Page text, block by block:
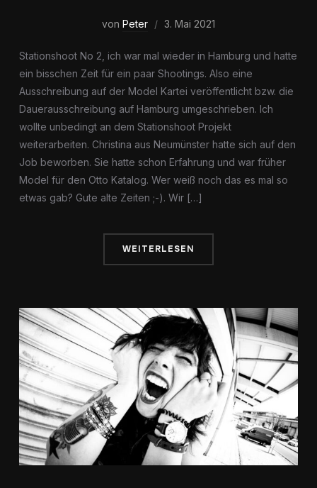
von Peter 3. Mai 2021
Stationshoot No 2, ich war mal wieder in Hamburg und hatte
ein bisschen Zeit für ein paar Shootings. Also eine
Ausschreibung auf der Model Kartei veröffentlicht bzw. die
Dauerausschreibung auf Hamburg umgeschrieben. Ich
wollte unbedingt an dem Stationshoot Projekt
weiterarbeiten. Christina aus Neumünster hatte sich auf den
Job beworben. Sie hatte schon Erfahrung und war früher
Model für den Otto Katalog. Wer weiß noch das es mal so
etwas gab? Gute alte Zeiten ;-). Wir […]
WEITERLESEN